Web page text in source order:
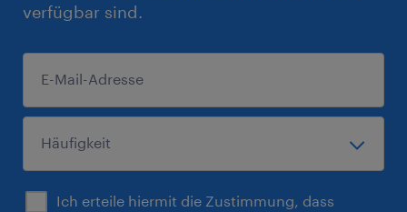
verfügbar sind.
Ich erteile hiermit die Zustimmung, dass